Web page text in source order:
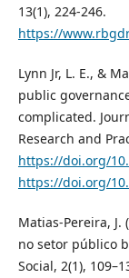
13(1), 224-246.
https://
Lynn Jr, L. E., &
public
complicated.
Research and
https://doi.org/
https://doi.org/
Matias-Pereira,
no setor público
Social, 2(1),